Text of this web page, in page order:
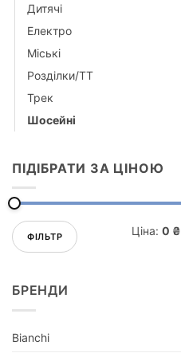
Дитячі
Електро
Міські
Розділки/ТТ
Трек
Шосейні
ПІДІБРАТИ ЗА ЦІНОЮ
Мінімальна
ціна
Найбільша
цінаФІЛЬТР Ціна: 0 ₴
БРЕНДИ
Bianchi